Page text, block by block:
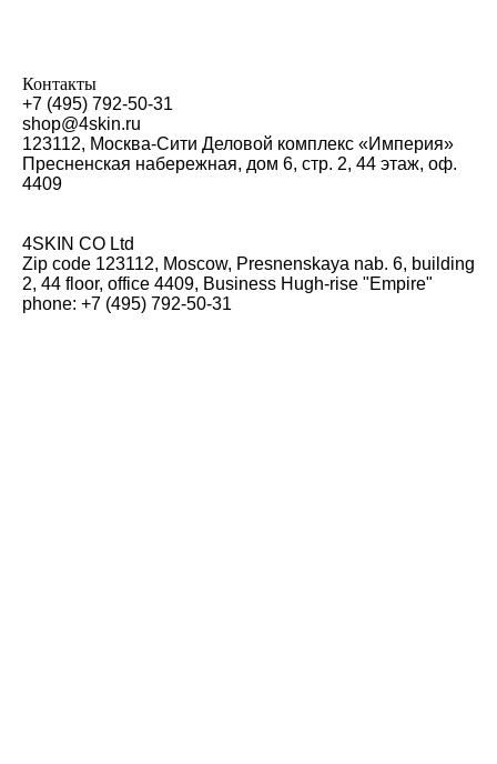
Контакты
+7 (495) 792-50-31
shop@4skin.ru
123112, Москва-Сити Деловой комплекс «Империя»
Пресненская набережная, дом 6, стр. 2, 44 этаж, оф.
4409
4SKIN CO Ltd
Zip code 123112, Moscow, Presnenskaya nab. 6, building
2, 44 floor, office 4409, Business Hugh-rise "Empire"
phone: +7 (495) 792-50-31